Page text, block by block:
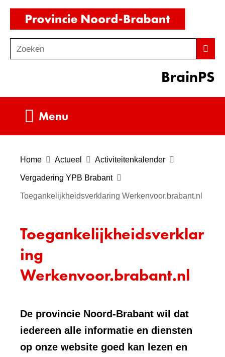
Ga
de
inhoud
o
Zoeken
BrainPS
Menu
Home Actueel Activiteitenkalender
Vergadering YPB Brabant
Toegankelijkheidsverklaring Werkenvoor.brabant.nl
Toegankelijkheidsverklar
ing
Werkenvoor.brabant.nl
De provincie Noord-Brabant wil dat
iedereen alle informatie en diensten
op onze website goed kan lezen en